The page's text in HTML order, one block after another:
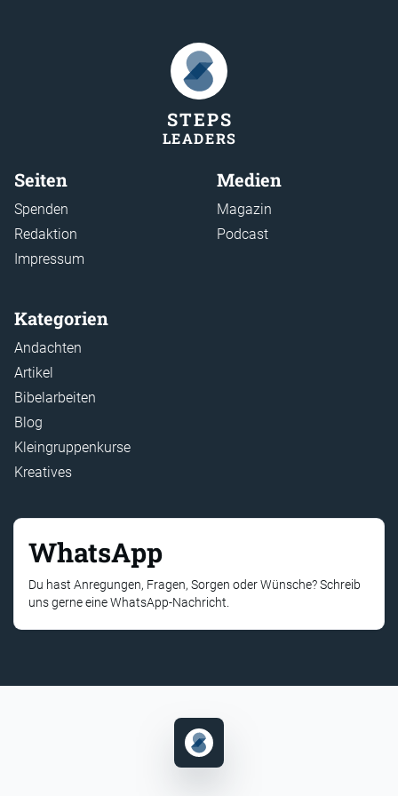
STEPS
LEADERS
Seiten
Spenden
Redaktion
Impressum
Medien
Magazin
Podcast
Kategorien
Andachten
Artikel
Bibelarbeiten
Blog
Kleingruppenkurse
Kreatives
WhatsApp
Du hast Anregungen, Fragen, Sorgen oder Wünsche? Schreib
uns gerne eine WhatsApp-Nachricht.